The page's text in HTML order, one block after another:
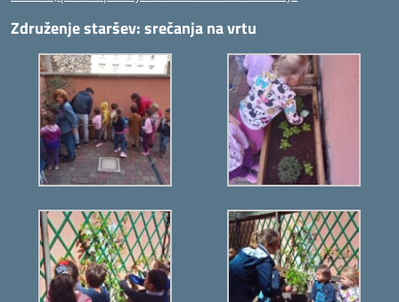
Združenje staršev: srečanja na vrtu